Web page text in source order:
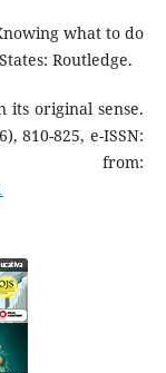
what to do
Routledge.
its original sense.
810-825, e-ISSN:
from: